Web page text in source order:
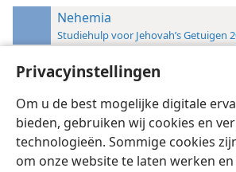
Privacyinstellingen
Om u de best mogelijke digitale
bieden, gebruiken wij cookies en
technologieën. Sommige cookies
om onze website te laten werken
Nehemia
Studiehulp voor Jehovah’s Getuigen
2:7
Inzicht, Deel 1,blz. 971